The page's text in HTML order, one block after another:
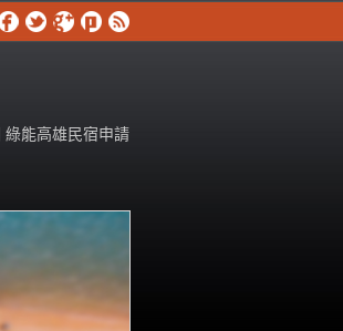
綠能高雄民宿申請